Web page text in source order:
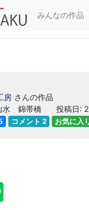
みんなの作品
房 さんの作品
水 錦帯橋 投稿日:
コメント 2 お気に入